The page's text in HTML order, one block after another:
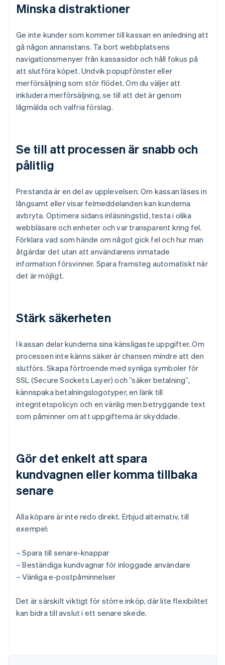
Minska distraktioner
Ge inte kunder som kommer till kassan en anledning att
gå någon annanstans. Ta bort webbplatsens
navigationsmenyer från kassasidor och håll fokus på
att slutföra köpet. Undvik popupfönster eller
merförsäljning som stör flödet. Om du väljer att
inkludera merförsäljning, se till att det är genom
lågmälda och valfria förslag.
Se till att processen är snabb och
pålitlig
Prestanda är en del av upplevelsen. Om kassan läses in
långsamt eller visar felmeddelanden kan kunderna
avbryta. Optimera sidans inläsningstid, testa i olika
webbläsare och enheter och var transparent kring fel.
Förklara vad som hände om något gick fel och hur man
åtgärdar det utan att användarens inmatade
information försvinner. Spara framsteg automatiskt när
det är möjligt.
Stärk säkerheten
I kassan delar kunderna sina känsligaste uppgifter. Om
processen inte känns säker är chansen mindre att den
slutförs. Skapa förtroende med synliga symboler för
SSL (Secure Sockets Layer) och ”säker betalning”,
kännspaka betalningslogotyper, en länk till
integritetspolicyn och en vänlig men betryggande text
som påminner om att uppgifterna är skyddade.
Gör det enkelt att spara
kundvagnen eller komma tillbaka
senare
Alla köpare är inte redo direkt. Erbjud alternativ, till
exempel:
– Spara till senare-knappar
– Beständiga kundvagnar för inloggade användare
– Vänliga e-postpåminnelser
Det är särskilt viktigt för större inköp, där lite flexibilitet
kan bidra till avslut i ett senare skede.
Australien
Brasilien